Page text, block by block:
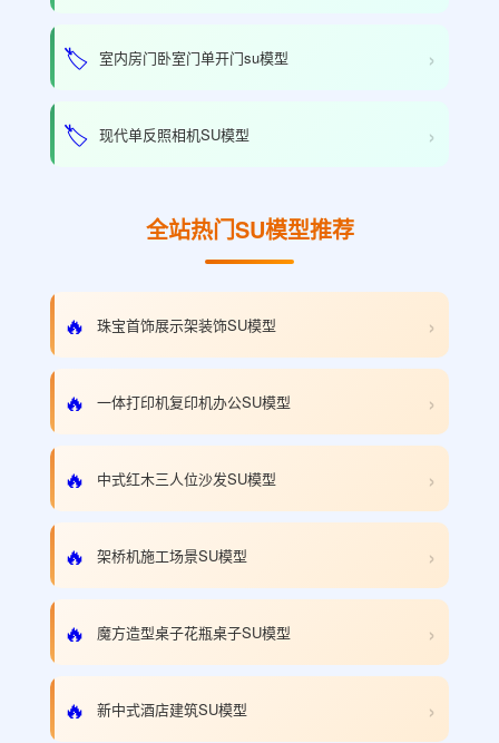
🏷️ 室内房门卧室门单开门su模型 ›
🏷️ 现代单反照相机SU模型 ›
全站热门SU模型推荐
🔥 珠宝首饰展示架装饰SU模型 ›
🔥 一体打印机复印机办公SU模型 ›
🔥 中式红木三人位沙发SU模型 ›
🔥 架桥机施工场景SU模型 ›
🔥 魔方造型桌子花瓶桌子SU模型 ›
🔥 新中式酒店建筑SU模型 ›